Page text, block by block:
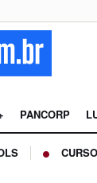
PANCORP